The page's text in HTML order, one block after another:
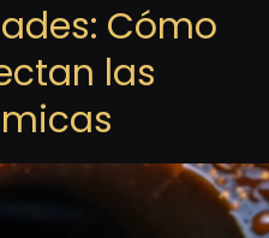
Cómo
las